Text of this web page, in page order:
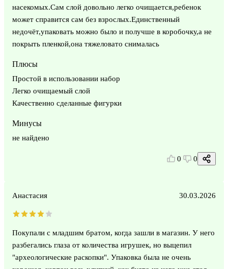
насекомых.Сам слой довольно легко очищается,ребенок
может справится сам без взрослых.Единственный
недочёт,упаковать можно было и получше в коробочку,а не
покрыть пленкой,она тяжеловато снималась
Плюсы
Простой в использовании набор
Легко очищаемый слой
Качественно сделанные фигурки
Минусы
не найдено
0 0
Анастасия 30.03.2026
Покупали с младшим братом, когда зашли в магазин. У него
разбегались глаза от количества игрушек, но выцепил
"археологические раскопки". Упаковка была не очень